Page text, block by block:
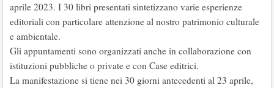
aprile 2023. I 30 libri presentati sintetizzano varie esperienze
editoriali con particolare attenzione al nostro patrimonio culturale
e ambientale.
Gli appuntamenti sono organizzati anche in collaborazione con
istituzioni pubbliche o private e con Case editrici.
La manifestazione si tiene nei 30 giorni antecedenti al 23 aprile,